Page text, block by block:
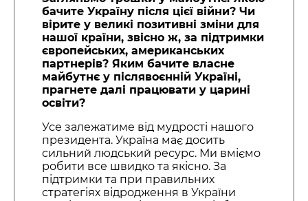
бачите Україну після цієї війни? Чи
вірите у великі позитивні зміни для
нашої країни, звісно ж, за підтримки
європейських, американських
партнерів? Яким бачите власне
майбутнє у післявоєнній Україні,
прагнете далі працювати у царині
освіти?
Усе залежатиме від мудрості нашого
президента. Україна має досить
сильний людський ресурс. Ми вміємо
робити все швидко та якісно. За
підтримки та при правильних
стратегіях відродження в України